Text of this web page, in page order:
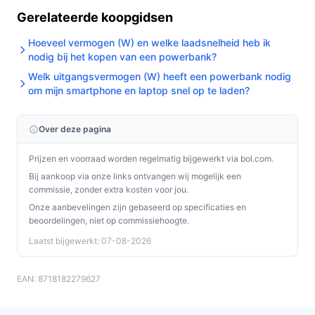
langdurig zwaar gebruik (veel apparaten lang achter
vermogensspecificatie en capaciteit.
Waar moet ik op letten bij onderhoud?
Controleer kabels en aansluitingen op slijtage, bewaar
de powerbank droog en op kamertemperatuur en laad
hem periodiek op. Raadpleeg de productinformatie voor
specifieke bewaarvoorschriften.
Wat is de belangrijkste afweging bij dit type product?
De trade-off is capaciteit versus draagbaarheid: 10.000
mAh is compact en praktisch voor dagelijks gebruik,
maar levert minder ladingen dan zwaardere modellen.
Controleer ook het werkelijke uitgangsvermogen als je
snelle laadtijden belangrijk vindt.
Gerelateerde koopgidsen
Hoeveel vermogen (W) en welke laadsnelheid heb ik
nodig bij het kopen van een powerbank?
Welk uitgangsvermogen (W) heeft een powerbank nodig
om mijn smartphone en laptop snel op te laden?
Over deze pagina
Prijzen en voorraad worden regelmatig bijgewerkt via bol.com.
Bij aankoop via onze links ontvangen wij mogelijk een
commissie, zonder extra kosten voor jou.
Onze aanbevelingen zijn gebaseerd op specificaties en
beoordelingen, niet op commissiehoogte.
Laatst bijgewerkt: 07-08-2026
EAN: 8718182279627